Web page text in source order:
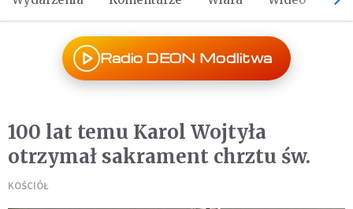
Radio DEON Modlitwa
100 lat temu Karol Wojtyła
otrzymał sakrament chrztu św.
KOŚCIÓŁ